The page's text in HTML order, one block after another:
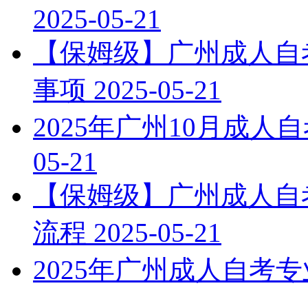
2025-05-21
【保姆级】广州成人
事项 2025-05-21
2025年广州10月成人
05-21
【保姆级】广州成人
流程 2025-05-21
2025年广州成人自考